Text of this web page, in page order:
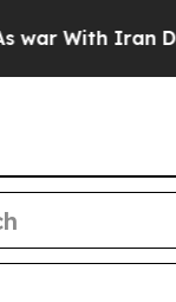
With Iran